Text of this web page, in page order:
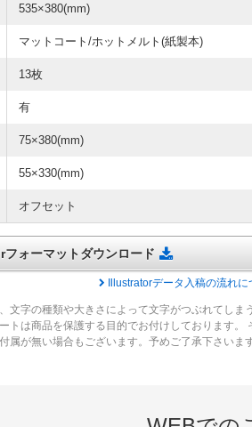
535×380(mm)
マットコート/ホットメルト(紙製本)
13枚
有
75×380(mm)
55×330(mm)
オフセット
ォーマットダウンロード
Illustratorデータ入稿の流れに
字の種類や大きさによって文字がつぶれてしま
は商品を保護する目的でお付けしております。
属が無い場合もございます。予めご了承下さいま